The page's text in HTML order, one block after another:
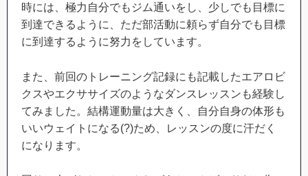
時には、極力自分でもジム通いをし、少しでも目標に
到達できるように、ただ部活動に頼らず自分でも目標
に到達するように努力をしています。
また、前回のトレーニング記録にも記載したエアロビ
クスやエクササイズのようなダンスレッスンも経験し
てみました。結構運動量は大きく、自分自身の体形も
いいウェイトになる(?)ため、レッスンの度に汗だく
になります。